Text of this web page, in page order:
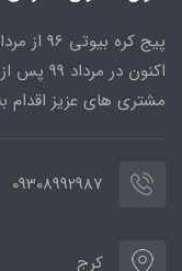
مشتری های عزیز
09308992987
کرج